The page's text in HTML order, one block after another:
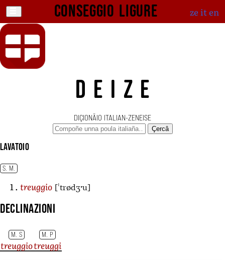
Conseggio ligure ze iten
DEIZE
DIÇIONÄIO ITALIAN-ZENEISE
Çercâ
lavatoio
S. M.
treuggio [ˈtrødʒˑu]
Declinazioni
M. S M. P
treuggiotreuggi